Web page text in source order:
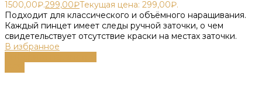
1500,00₽.299,00₽Текущая цена: 299,00₽.
Подходит для классического и объёмного наращивания.
Каждый пинцет имеет следы ручной заточки, о чем
свидетельствует отсутствие краски на местах заточки.
В избранное